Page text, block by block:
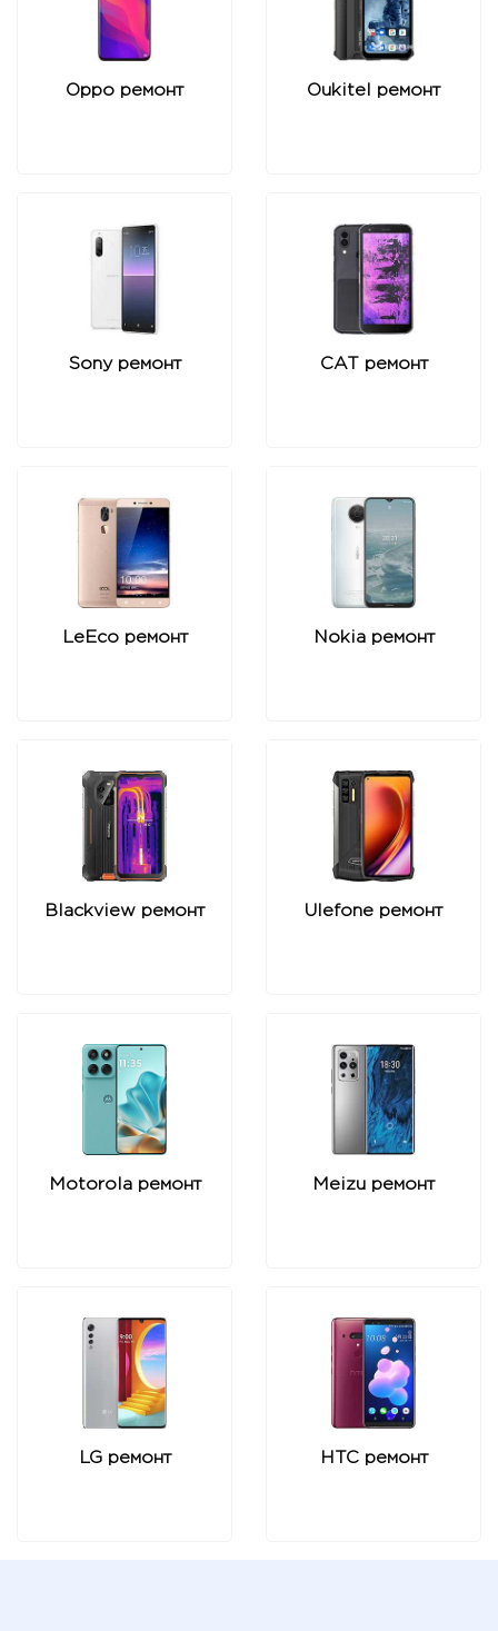
Oppo ремонт Oukitel ремонт
Sony ремонт CAT ремонт
LeEco ремонт Nokia ремонт
Blackview ремонт Ulefone ремонт
Motorola ремонт Meizu ремонт
LG ремонт HTC ремонт